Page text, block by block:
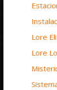
Lore
Lore